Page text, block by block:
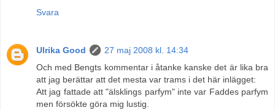
Svara
Ulrika Good
27 maj 2008 kl. 14:34
Och med Bengts kommentar i åtanke kanske det är lika bra
att jag berättar att det mesta var trams i det här inlägget:
Att jag fattade att "älsklings parfym" inte var Faddes parfym
men försökte göra mig lustig.